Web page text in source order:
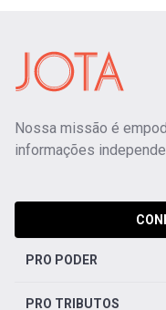
Nossa missão é
informações
PRO PODER
PRO TRIBUTOS